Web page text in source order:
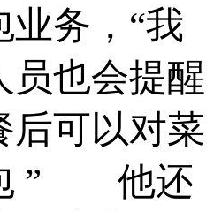
业务，“我
员也会提醒
后可以对菜
” 他还